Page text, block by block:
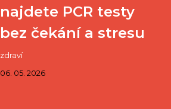
najdete PCR testy
bez čekání a stresu
zdraví
06. 05. 2026